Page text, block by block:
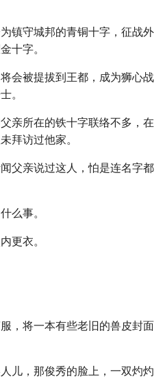
镇守城邦的青铜十字，征战外
十字。
会被提拔到王都，成为狮心战
。
亲所在的铁十字联络不多，在
拜访过他家。
父亲说过这人，怕是连名字都
么事。
更衣。
，将一本有些老旧的兽皮封面
儿，那俊秀的脸上，一双灼灼